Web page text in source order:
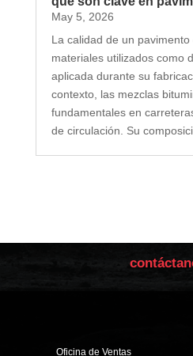
May 5, 2026
La calidad de un
materiales utilizados como
aplicada durante su
contexto, las mezclas
fundamentales en
de circulación. Su
Oficina de Ventas